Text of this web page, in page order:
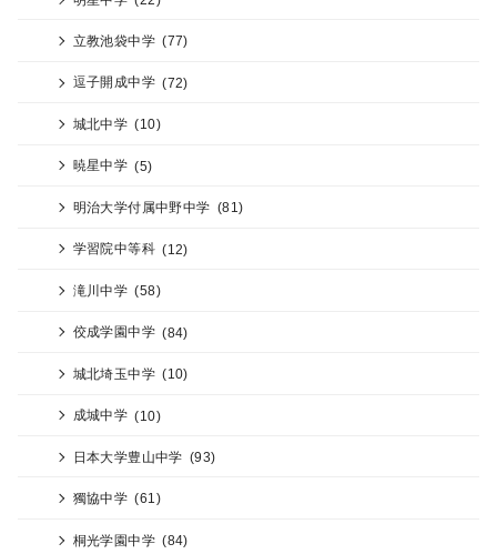
立教池袋中学 (77)
逗子開成中学 (72)
城北中学 (10)
暁星中学 (5)
明治大学付属中野中学 (81)
学習院中等科 (12)
滝川中学 (58)
佼成学園中学 (84)
城北埼玉中学 (10)
成城中学 (10)
日本大学豊山中学 (93)
獨協中学 (61)
桐光学園中学 (84)